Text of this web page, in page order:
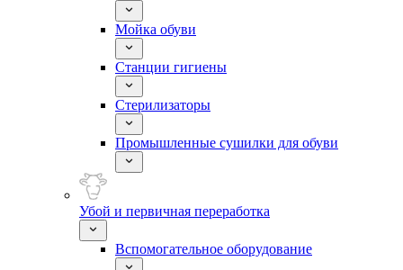
Мойка обуви
Станции гигиены
Стерилизаторы
Промышленные сушилки для обуви
Убой и первичная переработка
Вспомогательное оборудование